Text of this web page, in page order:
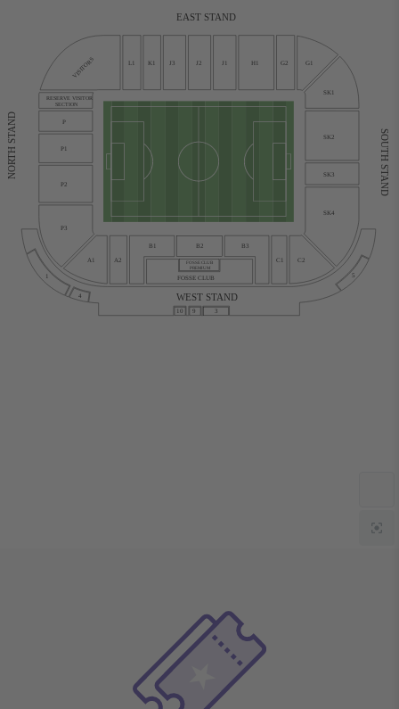
FOSSE CLUB
FOSSE CLUB
PREMIUM
K1 J3 J2 H1 G2 G1
A1 A2
B1 B2 B3
C1 C2
1
3
4
5
9
10
WEST STAND
VISITORS
RESERVE VISITOR
SECTION
SK1
SK2
SK3
SK4
P
P1
P2
P3
SOUTH STAND
EAST STAND
NORTH STAND